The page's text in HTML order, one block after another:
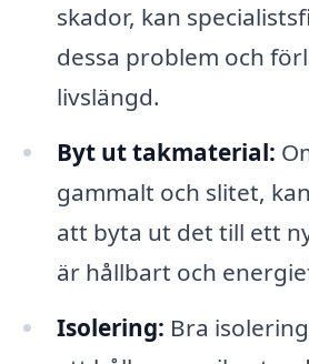
skador, kan
dessa problem och
livslängd.
Byt ut takmaterial:
gammalt och slitet,
att byta ut det till ett
är hållbart och
Isolering: Bra